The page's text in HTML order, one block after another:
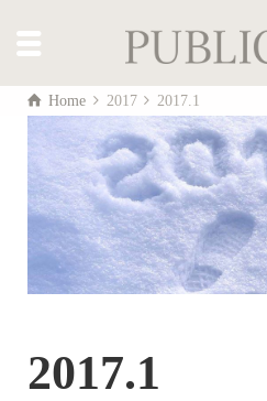
Home 2017 2017.1
2017.1